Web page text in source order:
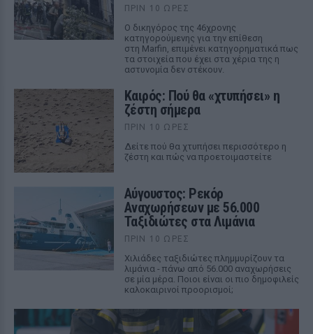
ΠΡΙΝ 10 ΏΡΕΣ
Ο δικηγόρος της 46χρονης
κατηγορούμενης για την επίθεση
στη Marfin, επιμένει κατηγορηματικά πως
τα στοιχεία που έχει στα χέρια της η
αστυνομία δεν στέκουν.
Καιρός: Πού θα «χτυπήσει» η
ζέστη σήμερα
ΠΡΙΝ 10 ΏΡΕΣ
Δείτε πού θα χτυπήσει περισσότερο η
ζέστη και πώς να προετοιμαστείτε
Αύγουστος: Ρεκόρ
Αναχωρήσεων με 56.000
Ταξιδιώτες στα Λιμάνια
ΠΡΙΝ 10 ΏΡΕΣ
Χιλιάδες ταξιδιώτες πλημμυρίζουν τα
λιμάνια - πάνω από 56.000 αναχωρήσεις
σε μία μέρα. Ποιοι είναι οι πιο δημοφιλείς
καλοκαιρινοί προορισμοί;